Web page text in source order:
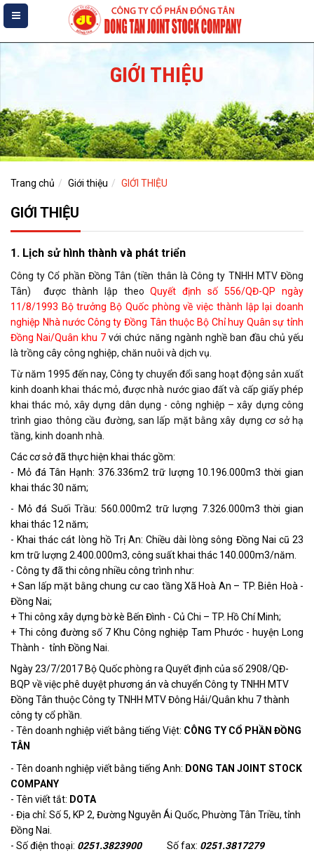
GIỚI THIỆU
Trang chủ Giới thiệu GIỚI THIỆU
GIỚI THIỆU
1. Lịch sử hình thành và phát triển
Công ty Cổ phần Đồng Tân (tiền thân là Công ty TNHH MTV Đồng
Tân) được thành lập theoQuyết định số 556/QĐ-QP ngày
11/8/1993 Bộ trưởng Bộ Quốc phòng về việc thành lập lại doanh
nghiệp Nhà nước Công ty Đồng Tân thuộc Bộ Chỉ huy Quân sự tỉnh
Đồng Nai/Quân khu 7với chức năng ngành nghề ban đầu chủ yếu
là trồng cây công nghiệp, chăn nuôi và dịch vụ.
Từ năm 1995 đến nay, Công ty chuyển đổi sang hoạt động sản xuất
kinh doanh khai thác mỏ, được nhà nước giao đất và cấp giấy phép
khai thác mỏ, xây dựng dân dụng - công nghiệp – xây dựng công
trình giao thông cầu đường, san lấp mặt bằng xây dựng cơ sở hạ
tầng, kinh doanh nhà.
Các cơ sở đã thực hiện khai thác gồm:
- Mỏ đá Tân Hạnh: 376.336m2 trữ lượng 10.196.000m3 thời gian
khai thác 30 năm;
- Mỏ đá Suối Trầu: 560.000m2 trữ lượng 7.326.000m3 thời gian
khai thác 12 năm;
- Khai thác cát lòng hồ Trị An: Chiều dài lòng sông Đồng Nai cũ 23
km trữ lượng 2.400.000m3, công suất khai thác 140.000m3/năm.
- Công ty đã thi công nhiều công trình như:
+ San lấp mặt bằng chung cư cao tầng Xã Hoà An – TP. Biên Hoà -
Đồng Nai;
+ Thi công xây dựng bờ kè Bến Đình - Củ Chi – TP. Hồ Chí Minh;
+ Thi công đường số 7 Khu Công nghiệp Tam Phước - huyện Long
Thành - tỉnh Đồng Nai.
Ngày 23/7/2017 Bộ Quốc phòng ra Quyết định của số 2908/QĐ-
BQP về việc phê duyệt phương án và chuyển Công ty TNHH MTV
Đồng Tân thuộc Công ty TNHH MTV Đông Hải/Quân khu 7 thành
công ty cổ phần.
- Tên doanh nghiệp viết bằng tiếng Việt: CÔNG TY CỔ PHẦN ĐỒNG
TÂN
- Tên doanh nghiệp viết bằng tiếng Anh: DONG TAN JOINT STOCK
COMPANY
- Tên viết tắt: DOTA
- Địa chỉ: Số 5, KP 2, Đường Nguyễn Ái Quốc, Phường Tân Triều, tỉnh
Đồng Nai.
- Số điện thoại: 0251.3823900Số fax: 0251.3817279